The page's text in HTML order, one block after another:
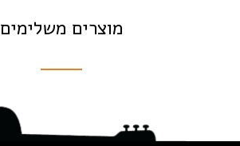
מוצרים משלימים